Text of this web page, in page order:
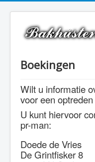
Boekingen
Wilt u informatie
voor een
U kunt hiervoor
pr-man:
Doede de Vries
De Grintfisker 8